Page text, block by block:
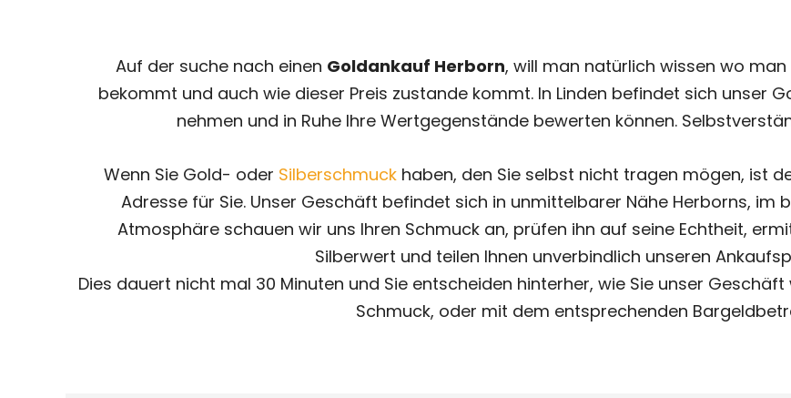
Auf der suche nach einen Goldankauf Herborn, will man natürlich wissen wo
bekommt und auch wie dieser Preis zustande kommt. In Linden befindet sich unser
nehmen und in Ruhe Ihre Wertgegenstände bewerten können.
Wenn Sie Gold- oder Silberschmuck haben, den Sie selbst nicht tragen mögen, ist
Adresse für Sie. Unser Geschäft befindet sich in unmittelbarer Nähe Herborns, im
Atmosphäre schauen wir uns Ihren Schmuck an, prüfen ihn auf seine Echtheit,
Silberwert und teilen Ihnen unverbindlich unseren
Dies dauert nicht mal 30 Minuten und Sie entscheiden hinterher, wie Sie unser
Schmuck, oder mit dem entsprechenden